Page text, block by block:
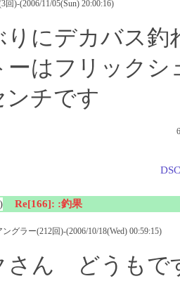
回)-(2006/11/05(Sun) 20:00:16)
りにデカバス釣
ーはフリックシ
ンチです
Re[166]: :釣果
ングラー(212回)-(2006/10/18(Wed) 00:59:15)
さん どうもで